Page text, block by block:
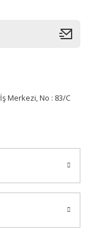
Merkezi, No : 83/C